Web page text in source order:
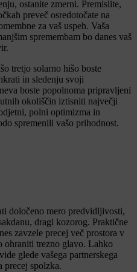
ostanite zmerni. Premislite,
preveč osredotočate na
za vaš uspeh. Vaša
spremembam bo danes vaš
tretjo solarno hišo boste
in sledenju svoji
boste popolnoma pripravljeni
okoliščin iztisniti največji
polni optimizma in
spremenili vašo prihodnost.
določeno mero predvidljivosti,
dragi kozorog. Praktične
zavzele precej več prostora v
ohraniti trezno glavo. Lahko
glede vašega partnerskega
precej spolzka.